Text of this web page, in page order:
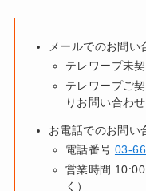
メールでのお問い
テレワープ未
テレワープご
りお問い合わ
お電話でのお問い
電話番号 03-
営業時間
く）